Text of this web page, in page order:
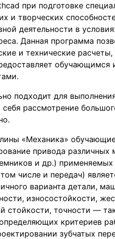
при подготовке
и творческих
деятельности в
Данная программа
и технические
подходит для
рассмотрение
«Механика»
привода
и др.)
числе и передач)
варианта детали,
износостойкости,
стойкости, точности —
критериев
зубчатых